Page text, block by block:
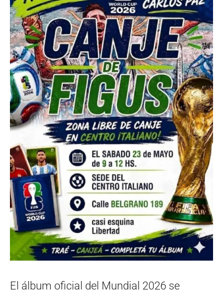
El álbum oficial del Mundial 2026 se